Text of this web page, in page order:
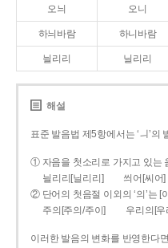
오늬 오니
하늬바람 하니바람
늴리리 닐리리
해설
표준 발음법 제5항에서는 ‘ㅢ’의
① 자음을 첫소리로 가지고 있는
늴리리[닐리리]
씌어[씨어]
② 단어의 첫음절 이외의 ‘의’는 [
주의[주의/주이]
우리의[
이러한 발음의 변화를 반영한다면